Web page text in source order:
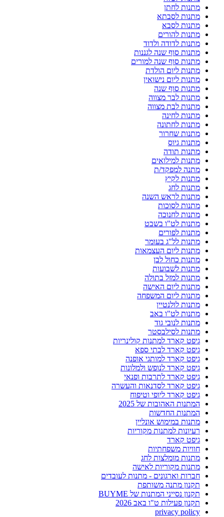
מתנות לחתן
מתנות לסבתא
מתנות לסבא
מתנות להורים
מתנות לדודה ולדוד
מתנות סוף שנה לגננות
מתנות סוף שנה למורים
מתנות ליום הולדת
מתנות ליום נישואין
מתנות סוף שנה
מתנות לבר מצווה
מתנות לבת מצווה
מתנות לחינה
מתנות לחתונה
מתנות שחרור
מתנות גיוס
מתנות תודה
מתנות למילואים
מתנה למפקד/ת
מתנות לקיץ
מתנות לחג
מתנות לראש השנה
מתנות לסוכות
מתנות לחנוכה
מתנות לט"ו בשבט
מתנות לפורים
מתנות לל"ג בעומר
מתנות ליום העצמאות
מתנות כחול לבן
מתנות לשבועות
מתנות למזל בתולה
מתנות ליום האישה
מתנות ליום המשפחה
מתנות לולנטיין
מתנות לט"ו באב
מתנות לנובי גוד
מתנות לסילבסטר
גיפט קארד למתנות קולינריות
גיפט קארד לבתי ספא
גיפט קארד למותגי אופנה
גיפט קארד לנופש ולמלונות
גיפט קארד לתרבות ופנאי
גיפט קארד לסדנאות והעשרה
גיפט קארד ליופי וטיפוח
המתנות האהובות של 2025
המתנות החדשות
מתנות במימוש אונליין
רעיונות למתנות מקוריות
גיפט קארד
חוויות משפחתיות
מתנות מומלצות לחג
מתנות מקוריות לאישה
חברות וארגונים - מתנות לעובדים
תקנון מתנה משותפת
תקנון נסייני המתנות של BUYME
תקנון פעילות ט"ו באב 2026
privacy policy